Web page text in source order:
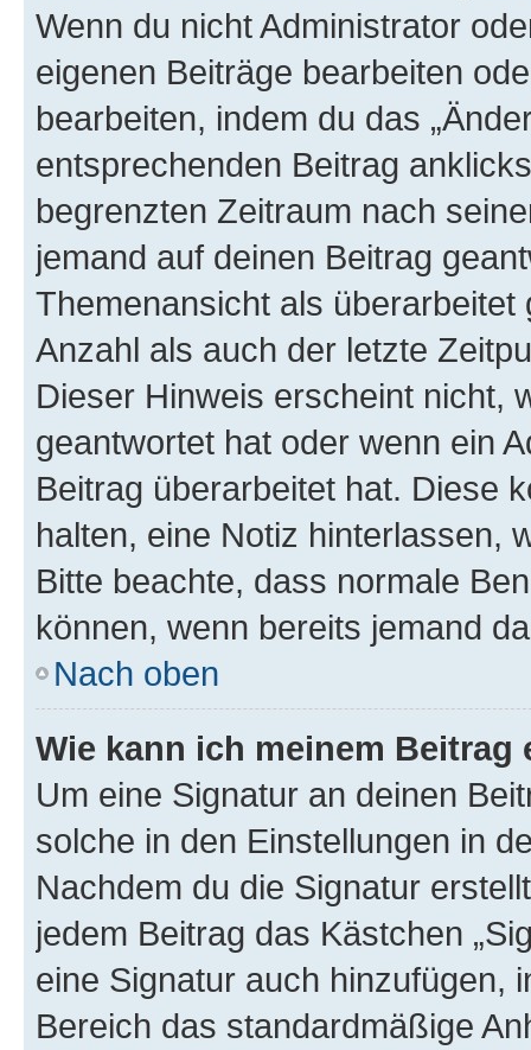
Wenn du nicht Administrator
eigenen Beiträge bearbeiten
bearbeiten, indem du das
entsprechenden Beitrag
begrenzten Zeitraum nach
jemand auf deinen Beitrag
Themenansicht als
Anzahl als auch der letzte
Dieser Hinweis erscheint nicht,
geantwortet hat oder wenn ein
Beitrag überarbeitet hat. Diese
halten, eine Notiz hinterlassen,
Bitte beachte, dass normale
können, wenn bereits jemand
Nach oben
Wie kann ich meinem
Um eine Signatur an deinen
solche in den Einstellungen in
Nachdem du die Signatur
jedem Beitrag das Kästchen
eine Signatur auch hinzufügen,
Bereich das standardmäßige